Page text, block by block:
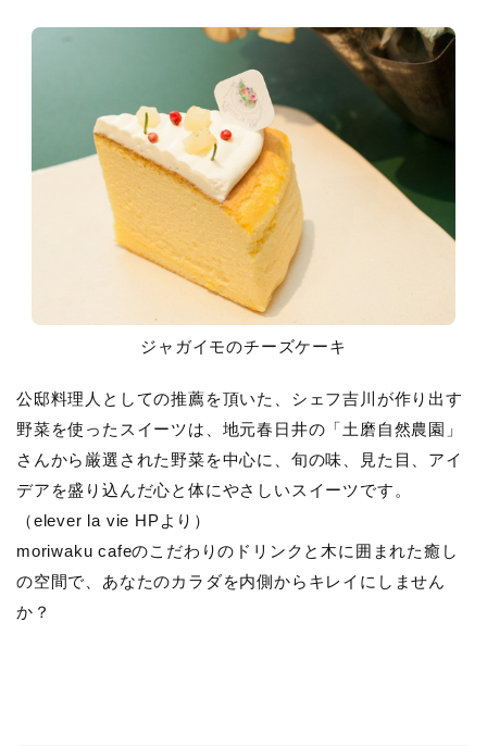
ジャガイモのチーズケーキ
公邸料理人としての推薦を頂いた、シェフ吉川が作り出す
野菜を使ったスイーツは、地元春日井の「土磨自然農園」
さんから厳選された野菜を中心に、旬の味、見た目、アイ
デアを盛り込んだ心と体にやさしいスイーツです。
（elever la vie HPより）
moriwaku cafeのこだわりのドリンクと木に囲まれた癒し
の空間で、あなたのカラダを内側からキレイにしません
か？